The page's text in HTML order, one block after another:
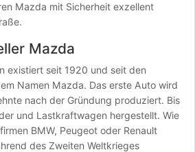
Mazda mit Sicherheit exzellent
Mazda
existiert seit 1920 und seit den
Namen Mazda. Das erste Auto wird
nach der Gründung produziert. Bis
und Lastkraftwagen hergestellt. Wie
BMW, Peugeot oder Renault
des Zweiten Weltkrieges